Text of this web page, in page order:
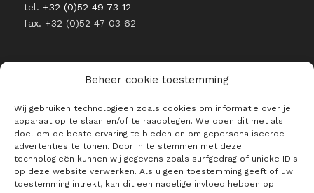
Beheer cookie toestemming
Wij gebruiken technologieën zoals cookies om informatie over je
apparaat op te slaan en/of te raadplegen. We doen dit met als
doel om de beste ervaring te bieden en om gepersonaliseerde
advertenties te tonen. Door in te stemmen met deze
technologieën kunnen wij gegevens zoals surfgedrag of unieke ID's
op deze website verwerken. Als u geen toestemming geeft of uw
toestemming intrekt, kan dit een nadelige invloed hebben op
tel. +32 (0)52 49 73 12
fax. +32 (0)52 47 03 62
BLIJF OP DE HOOGTE VAN ALLE
RAJO NIEUWTJES
E-mailadres *